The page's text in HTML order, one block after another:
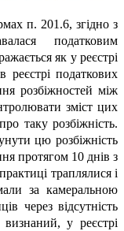
п. 201.6, згідно з
податковим
як у реєстрі
реєстрі податкових
розбіжностей між
зміст цих
таку розбіжність.
цю розбіжність
протягом 10 днів з
траплялися і
за камеральною
через відсутність
у реєстрі